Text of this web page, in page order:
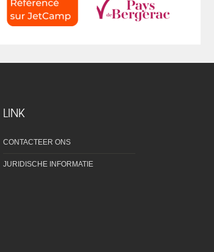
LINK
CONTACTEER ONS
JURIDISCHE INFORMATIE